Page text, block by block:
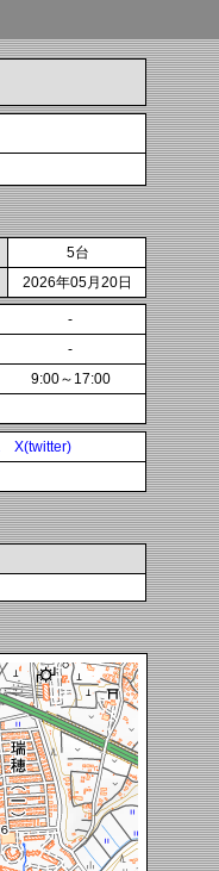
5台
2026年05月20日
-
-
9:00～17:00
X(twitter)